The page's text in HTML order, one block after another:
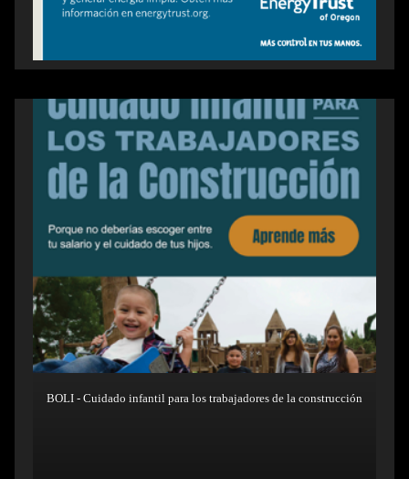
BOLI - Cuidado infantil para los trabajadores de la construcción